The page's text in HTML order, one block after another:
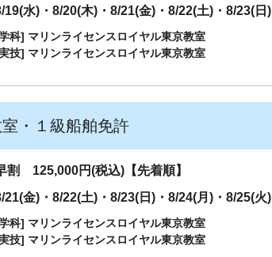
19(水)・8/20(木)・8/21(金)・8/22(土)・8/23(日)
科] マリンライセンスロイヤル東京教室
技] マリンライセンスロイヤル東京教室
・１級船舶免許
割 125,000円(税込)【先着順】
21(金)・8/22(土)・8/23(日)・8/24(月)・8/25(火)
科] マリンライセンスロイヤル東京教室
技] マリンライセンスロイヤル東京教室